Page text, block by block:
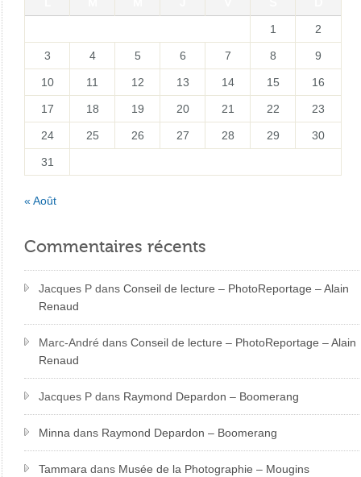
1 2
3 4 5 6 7 8 9
10 11 12 13 14 15 16
17 18 19 20 21 22 23
24 25 26 27 28 29 30
31
« Août
Commentaires récents
Jacques P dansConseil de lecture – PhotoReportage – Alain
Renaud
Marc-André dansConseil de lecture – PhotoReportage – Alain
Renaud
Jacques P dans Raymond Depardon – Boomerang
Minna dans Raymond Depardon – Boomerang
Tammara dans Musée de la Photographie – Mougins